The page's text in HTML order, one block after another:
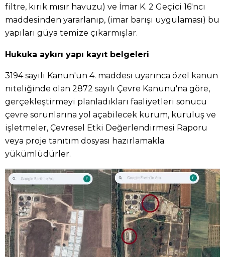
filtre, kırık mısır havuzu) ve İmar K. 2 Geçici 16'ncı
maddesinden yararlanıp, (imar barışı uygulaması) bu
yapıları güya temize çıkarmışlar.
Hukuka aykırı yapı kayıt belgeleri
3194 sayılı Kanun'un 4. maddesi uyarınca özel kanun
niteliğinde olan 2872 sayılı Çevre Kanunu'na göre,
gerçekleştirmeyi planladıkları faaliyetleri sonucu
çevre sorunlarına yol açabilecek kurum, kuruluş ve
işletmeler, Çevresel Etki Değerlendirmesi Raporu
veya proje tanıtım dosyası hazırlamakla
yükümlüdürler.